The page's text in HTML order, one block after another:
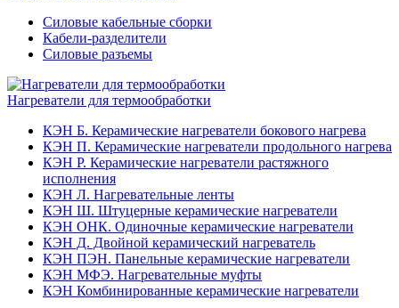
Силовые кабельные сборки
Кабели-разделители
Силовые разъемы
Нагреватели для термообработки
КЭН Б. Керамические нагреватели бокового нагрева
КЭН П. Керамические нагреватели продольного нагрева
КЭН Р. Керамические нагреватели растяжного
исполнения
КЭН Л. Нагревательные ленты
КЭН Ш. Штуцерные керамические нагреватели
КЭН ОНК. Одиночные керамические нагреватели
КЭН Д. Двойной керамический нагреватель
КЭН ПЭН. Панельные керамические нагреватели
КЭН МФЭ. Нагревательные муфты
КЭН Комбинированные керамические нагреватели